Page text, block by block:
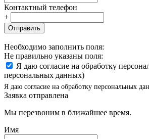
Контактный телефон
+
Отправить
Необходимо заполнить поля:
Не правильно указаны поля:
Я даю согласие на обработку
персональных данных)
Я даю согласие на обработку персональных
Заявка отправлена
Мы перезвоним в ближайшее время.
Имя